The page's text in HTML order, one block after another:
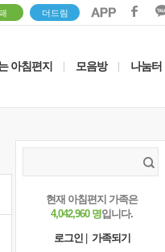
더드림
아침편지 모음방 나눔터
현재 아침편지 가족은
4,042,960 명입니다.
로그인
가족되기